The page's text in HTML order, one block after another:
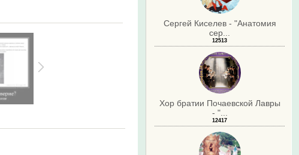
Сергей Киселев - "Анатомия
сер...
12513
Хор братии Почаевской Лавры
- "...
12417